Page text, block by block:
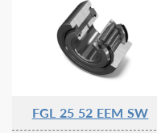
FGL 25 52 EEM SW